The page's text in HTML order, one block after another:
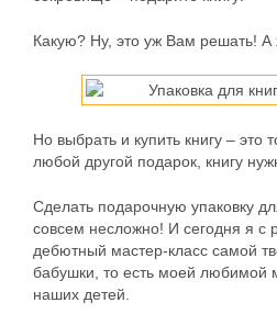
Какую? Ну, это уж Вам решать! А
Но выбрать и купить книгу – это
любой другой подарок, книгу
Сделать подарочную упаковку
совсем несложно! И сегодня я с
дебютный мастер-класс самой
бабушки, то есть моей любимой
наших детей.